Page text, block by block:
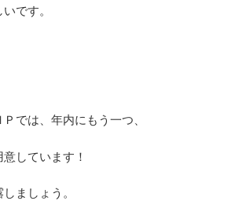
です。
Ｐでは、年内にもう一つ、
しています！
ましょう。